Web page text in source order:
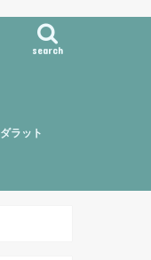
search
ダラット